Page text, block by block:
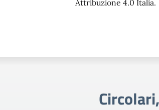
Attribuzione 4.0 Italia.